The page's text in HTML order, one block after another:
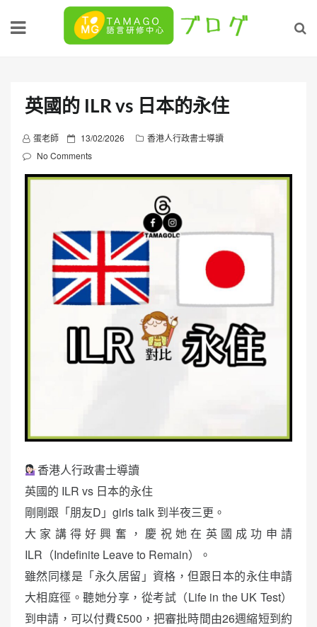
英國的 ILR vs 日本的永住
蛋老師
P
o
o
n
13/02/2026
香港人行政書士導讀
No Comments
香港人行政書士導讀
英國的 ILR vs 日本的永住
剛剛跟「朋友D」girls talk 到半夜三更。
大家講得好興奮，慶祝她在英國成功申請
ILR（Indefinite Leave to Remain）。
雖然同樣是「永久居留」資格，但跟日本的永住申請
大相庭徑。聽她分享，從考試（Life in the UK Test）
到申請，可以付費£500，把審批時間由26週縮短到約